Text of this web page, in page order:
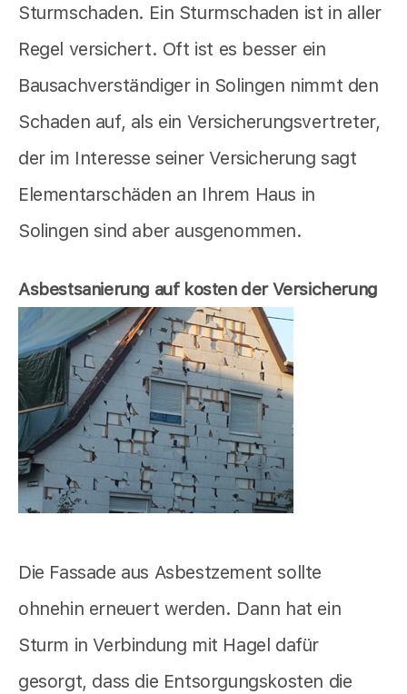
Sturmschaden. Ein Sturmschaden ist in aller
Regel versichert. Oft ist es besser ein
Bausachverständiger in Solingen nimmt den
Schaden auf, als ein Versicherungsvertreter,
der im Interesse seiner Versicherung sagt
Elementarschäden an Ihrem Haus in
Solingen sind aber ausgenommen.
Asbestsanierung auf kosten der Versicherung
Die Fassade aus Asbestzement sollte
ohnehin erneuert werden. Dann hat ein
Sturm in Verbindung mit Hagel dafür
gesorgt, dass die Entsorgungskosten die